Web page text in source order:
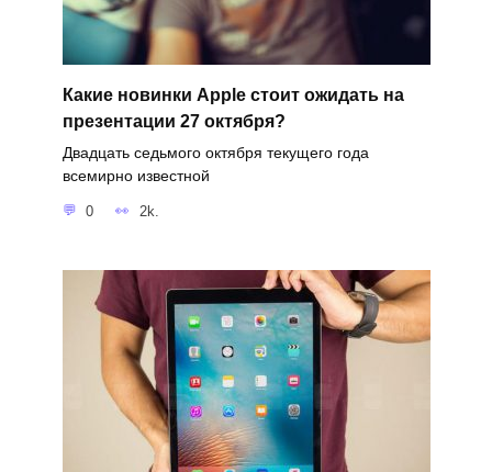
Какие новинки Apple стоит ожидать на
презентации 27 октября?
Двадцать седьмого октября текущего года
всемирно известной
0 2k.